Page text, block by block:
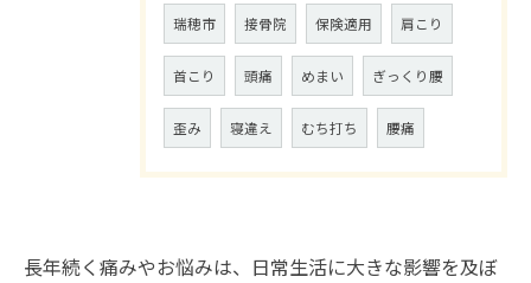
瑞穂市 接骨院 保険適用 肩こり
首こり 頭痛 めまい ぎっくり腰
歪み 寝違え むち打ち 腰痛
長年続く痛みやお悩みは、日常生活に大きな影響を及ぼ